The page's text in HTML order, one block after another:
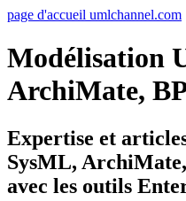
page d'accueil umlchannel.com
Modélisation
ArchiMate,
Expertise et
SysML,
avec les outils